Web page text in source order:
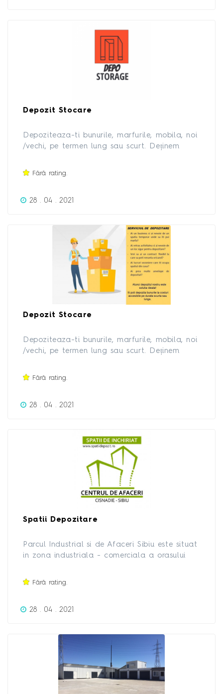
Depozit Stocare
Depoziteaza-ti bunurile, marfurile, mobila, noi
/vechi, pe termen lung sau scurt. Deținem
pentru persoane fizice si juridice pentru orice
Fără rating.
28 . 04 . 2021
Depozit Stocare
Depoziteaza-ti bunurile, marfurile, mobila, noi
/vechi, pe termen lung sau scurt. Deținem
pentru persoane fizice si juridice pentru orice
Fără rating.
28 . 04 . 2021
Spatii Depozitare
Parcul Industrial si de Afaceri Sibiu este situat
in zona industriala - comerciala a orasului
Fără rating.
28 . 04 . 2021